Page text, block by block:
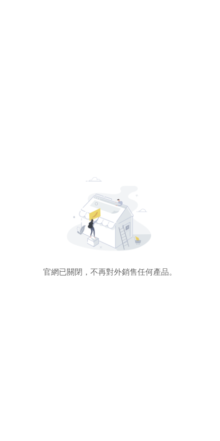
官網已關閉，不再對外銷售任何產品。